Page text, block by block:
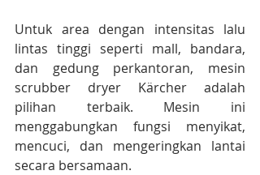
Untuk area dengan intensitas lalu
lintas tinggi seperti mall, bandara,
dan gedung perkantoran, mesin
scrubber dryer Kärcher adalah
pilihan terbaik. Mesin ini
menggabungkan fungsi menyikat,
mencuci, dan mengeringkan lantai
secara bersamaan.